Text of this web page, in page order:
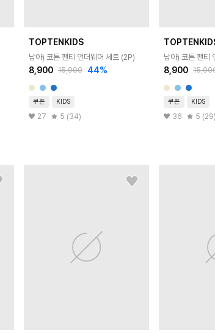
TOPTENKIDS
남아) 코튼 팬티 언더웨어 세트 (2P)
8,900 15,900 44%
쿠폰 KIDS
27 5 (34)
남아) 코튼 팬티
8,900
쿠폰 KIDS
36 5 (29)